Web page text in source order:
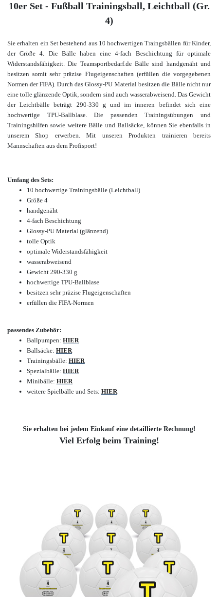
10er Set - Fußball Trainingsball, Leichtball (Gr.
4)
Sieerhalten ein Set bestehend aus 10 hochwertigen Traingsbällen für Kinder,
der Größe 4. Die Bälle haben eine 4-fach Beschichtung für optimale
Widerstandsfähigkeit. Die Teamsportbedarf.de Bälle sind handgenäht und
besitzen somit sehr präzise Flugeigenschaften (erfüllen die vorgegebenen
Normen der FIFA). Durch das Glossy-PU Material besitzen die Bälle nicht nur
eine tolle glänzende Optik, sondern sind auch wasserabweisend. Das Gewicht
der Leichtbälle beträgt 290-330 g und im inneren befindet sich eine
hochwertige TPU-Ballblase. Die passenden Trainingsübungen und
Trainingshilfensowie weitere Bälle und Ballsäcke, können Sie ebenfalls in
unseremShop erwerben. Mit unseren Produkten trainieren bereits
Mannschaften aus dem Profisport!
Umfang des Sets:
10 hochwertige Trainingsbälle (Leichtball)
Größe 4
handgenäht
4-fach Beschichtung
Glossy-PU Material (glänzend)
tolle Optik
optimale Widerstandsfähigkeit
wasserabweisend
Gewicht 290-330 g
hochwertige TPU-Ballblase
besitzen sehr präzise Flugeigenschaften
erfüllen die FIFA-Normen
passendes Zubehör:
Ballpumpen: HIER
Ballsäcke: HIER
Trainingsbälle: HIER
Spezialbälle: HIER
Minibälle: HIER
weitere Spielbälle und Sets: HIER
Sie erhalten bei jedem Einkauf eine detaillierte Rechnung!
Viel Erfolg beim Training!